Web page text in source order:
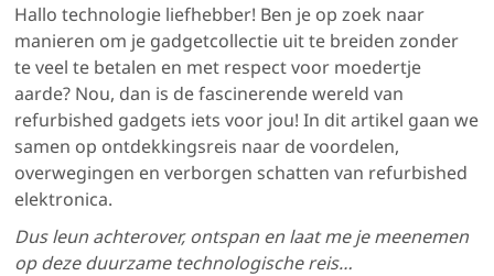
Hallo technologie liefhebber! Ben je op zoek naar
manieren om je gadgetcollectie uit te breiden zonder
te veel te betalen en met respect voor moedertje
aarde? Nou, dan is de fascinerende wereld van
refurbished gadgets iets voor jou! In dit artikel gaan we
samen op ontdekkingsreis naar de voordelen,
overwegingen en verborgen schatten van refurbished
elektronica.
Dus leun achterover, ontspan en laat me je meenemen
op deze duurzame technologische reis…